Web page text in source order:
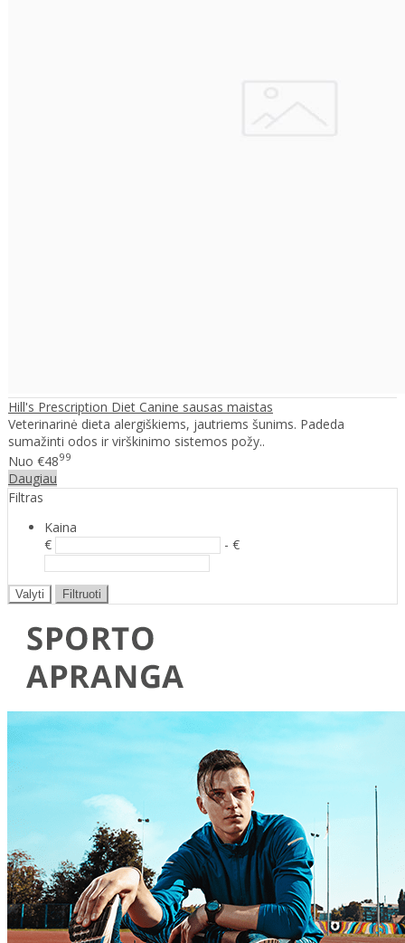
Hill's Prescription Diet Canine sausas maistas
Veterinarinė dieta alergiškiems, jautriems šunims. Padeda
sumažinti odos ir virškinimo sistemos požy..
Nuo €4899
Daugiau
Filtras
Kaina
€
- €
Valyti Filtruoti